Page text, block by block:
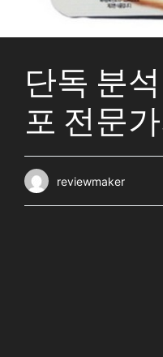
단독 분
포 전문
reviewmaker